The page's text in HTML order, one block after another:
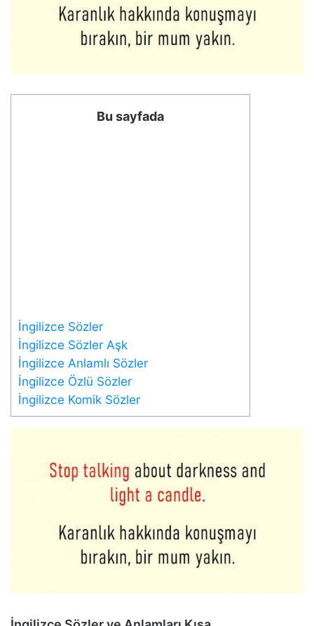
Bu sayfada
İngilizce Sözler
İngilizce Sözler Aşk
İngilizce Anlamlı Sözler
İngilizce Özlü Sözler
İngilizce Komik Sözler